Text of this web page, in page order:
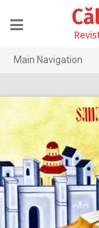
content
Main Navigation
2026
2025
2024
2023
2022